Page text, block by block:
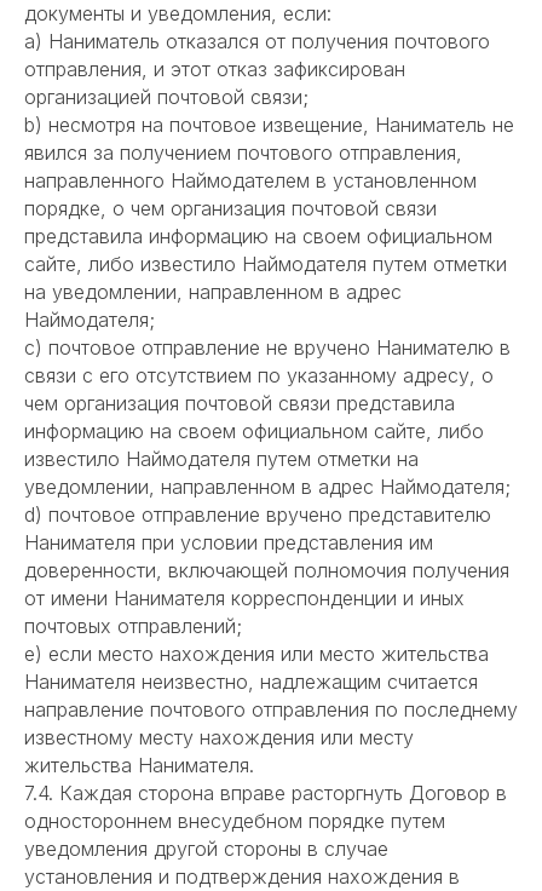
документы и уведомления, если:
а) Наниматель отказался от получения почтового
отправления, и этот отказ зафиксирован
организацией почтовой связи;
b) несмотря на почтовое извещение, Наниматель не
явился за получением почтового отправления,
направленного Наймодателем в установленном
порядке, о чем организация почтовой связи
представила информацию на своем официальном
сайте, либо известило Наймодателя путем отметки
на уведомлении, направленном в адрес
Наймодателя;
c) почтовое отправление не вручено Нанимателю в
связи с его отсутствием по указанному адресу, о
чем организация почтовой связи представила
информацию на своем официальном сайте, либо
известило Наймодателя путем отметки на
уведомлении, направленном в адрес Наймодателя;
d) почтовое отправление вручено представителю
Нанимателя при условии представления им
доверенности, включающей полномочия получения
от имени Нанимателя корреспонденции и иных
почтовых отправлений;
e) если место нахождения или место жительства
Нанимателя неизвестно, надлежащим считается
направление почтового отправления по последнему
известному месту нахождения или месту
жительства Нанимателя.
7.4. Каждая сторона вправе расторгнуть Договор в
одностороннем внесудебном порядке путем
уведомления другой стороны в случае
установления и подтверждения нахождения в